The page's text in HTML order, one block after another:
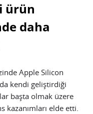
ürün
daha
Apple Silicon
kendi geliştirdiği
başta olmak üzere
elde etti.